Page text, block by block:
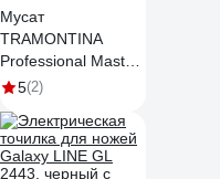
Мусат
TRAMONTINA
Professional Master
20 см 24642/100-
5(2)